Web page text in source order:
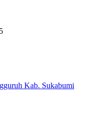
Kab. Sukabumi